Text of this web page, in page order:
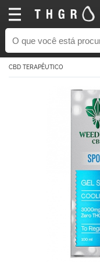
CBD TERAPÊUTICO